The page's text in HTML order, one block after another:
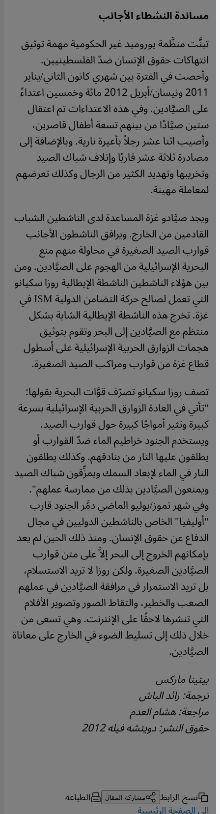
مساندة النشطاء الأجانب
تبنَّت منظَّمة يوروميد غير الحكومية مهمة توثيق
انتهاكات حقوق الإنسان ضدّ الفلسطينيين.
وأحصت في الفترة بين شهري كانون الثاني/يناير
2011 ونيسان/أبريل 2012 مائة وخمسين اعتداءً
على الصيَّادين. وفي هذه الاعتداءات تم اعتقال
ستين صيَّادًا من بينهم تسعة أطفال قاصرين،
وأصيب اثنا عشر رجلاً بأعيرة نارية. وبالإضافة إلى
مصادرة ثلاثة عشر قاربًا وإتلاف شباك الصيد
وتخريبها وتهديد الكثير من الرجال وكذلك تعرضهم
لمعاملة مهينة.
ويجد صيَّادو غزة المساعدة لدى الناشطين الشباب
القادمين من الخارج. ويرافق الناشطون الأجانب
قوارب الصيد الصغيرة في محاولة منهم منع
البحرية الإسرائيلية من الهجوم على الصيَّادين. ومن
بين هؤلاء الناشطين الناشطة الإيطالية روزا سكيانو
التي تعمل لصالح حركة التضامن الدولية ISM في
غزة. تخرج هذه الناشطة الإيطالية الشابة بشكل
منتظم مع الصيَّادين إلى البحر وتقوم بتوثيق
هجمات الزوارق الحربية الإسرائيلية على أسطول
قطاع غزة من قوارب ومراكب الصيد الصغيرة.
تصف روزا سكيانو تصرّف قوَّات البحرية بقولها:
"تأتي في العادة الزوارق الحربية الإسرائيلية بسرعة
كبيرة وتثير أمواجًا كبيرة حول قوارب الصيد.
ويستخدم الجنود خراطيم الماء ضدّ القوارب أو
يطلقون عليها النار من بنادقهم. وكذلك يطلقون
النار في الماء لإبعاد السمك ويمزِّقون شباك الصيد
ويمنعون الصيَّادين بذلك من ممارسة عملهم".
وفي شهر تموز/يوليو الماضي دمَّر الجنود قارب
"أوليفيا" الخاص بالناشطين الدوليين في مجال
الدفاع عن حقوق الإنسان. ومنذ ذلك الحين لم يعد
بإمكانهم الخروج إلى البحر إلاَّ على متن قوارب
الصيَّادين الصغيرة. ولكن روزا لا تريد الاستسلام،
بل تريد الاستمرار في مرافقة الصيَّادين في عملهم
الصعب والخطير، والتقاط الصور وتصوير الأفلام
التي تنشرها لاحقًا على الإنترنت. وهي تسعى من
خلال ذلك إلى تسليط الضوء في الخارج على معاناة
الصيَّادين.
بيتينا ماركس
ترجمة: رائد الباش
مراجعة: هشام العدم
حقوق النشر: دويتشه فيله 2012
نسخ الرابط مشاركة المقال الطباعة